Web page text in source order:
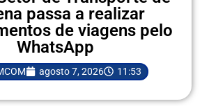
passa a realizar
de viagens pelo
WhatsApp
agosto 7, 2026 11:53